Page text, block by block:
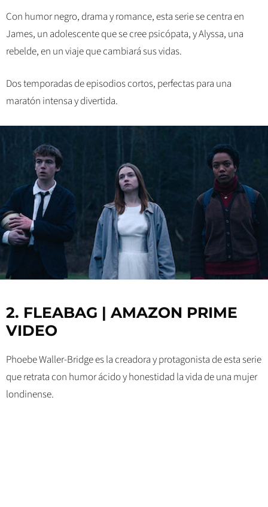
Con humor negro, drama y romance, esta serie se centra en
James, un adolescente que se cree psicópata, y Alyssa, una
rebelde, en un viaje que cambiará sus vidas.
Dos temporadas de episodios cortos, perfectas para una
maratón intensa y divertida.
2. FLEABAG | AMAZON PRIME
VIDEO
Phoebe Waller-Bridge es la creadora y protagonista de esta serie
que retrata con humor ácido y honestidad la vida de una mujer
londinense.